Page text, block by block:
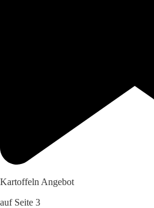
Kartoffeln Angebot
auf Seite 3